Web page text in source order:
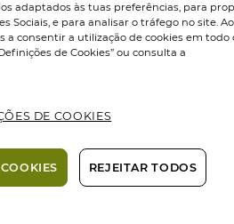
Perfumado Comme
adaptados às tuas preferências, para
Sociais, e para analisar o tráfego no site. Ao
a consentir a utilização de cookies em todo
de Cookies” ou consulta a
DE COOKIES
REJEITAR TODOS